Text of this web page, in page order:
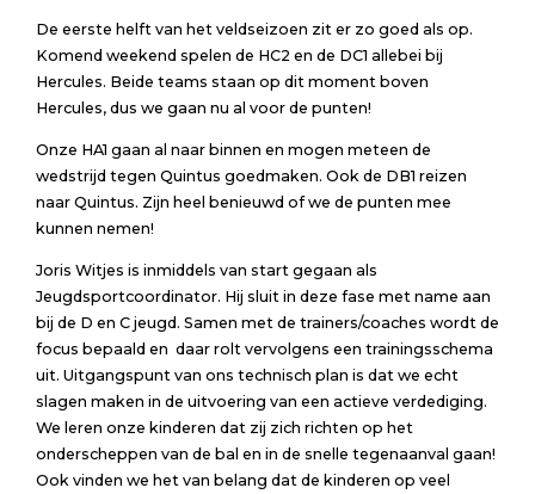
De eerste helft van het veldseizoen zit er zo goed als op.
Komend weekend spelen de HC2 en de DC1 allebei bij
Hercules. Beide teams staan op dit moment boven
Hercules, dus we gaan nu al voor de punten!
Onze HA1 gaan al naar binnen en mogen meteen de
wedstrijd tegen Quintus goedmaken. Ook de DB1 reizen
naar Quintus. Zijn heel benieuwd of we de punten mee
kunnen nemen!
Joris Witjes is inmiddels van start gegaan als
Jeugdsportcoordinator. Hij sluit in deze fase met name aan
bij de D en C jeugd. Samen met de trainers/coaches wordt de
focus bepaald en daar rolt vervolgens een trainingsschema
uit. Uitgangspunt van ons technisch plan is dat we echt
slagen maken in de uitvoering van een actieve verdediging.
We leren onze kinderen dat zij zich richten op het
onderscheppen van de bal en in de snelle tegenaanval gaan!
Ook vinden we het van belang dat de kinderen op veel